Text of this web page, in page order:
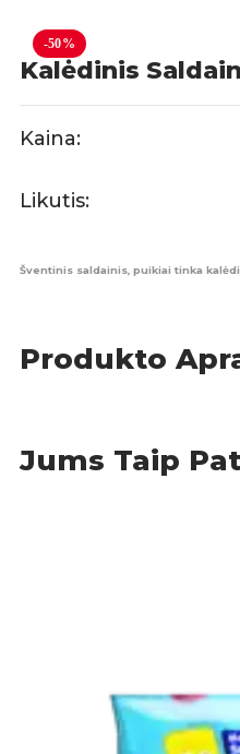
-50%
Kalėdinis
Kaina:
Likutis:
Šventinis saldainis, puikiai tinka
Produkto
Jums Taip